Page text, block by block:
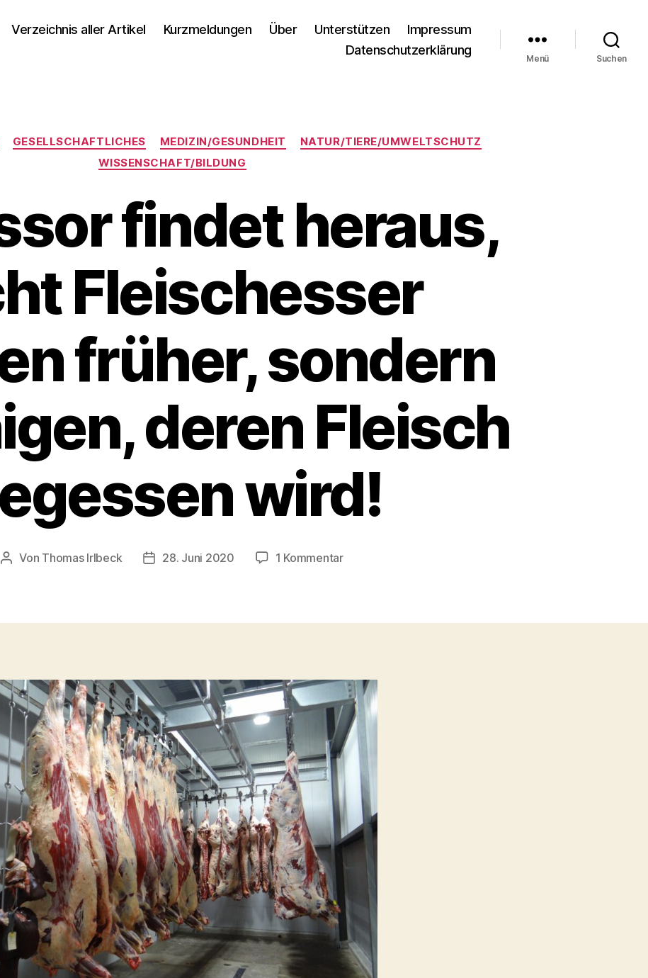
Verzeichnis aller Artikel Kurzmeldungen Über Unterstützen
Impressum
Datenschutzerklärung
Menü Suchen
Kategorien
GESELLSCHAFTLICHES MEDIZIN/GESUNDHEIT
NATUR/TIERE/UMWELTSCHUTZ
WISSENSCHAFT/BILDUNG
findet heraus,
Fleischesser
früher, sondern
deren Fleisch
wird!
Beitragsautor
Von Thomas Irlbeck Veröffentlichungsdatum
28. Juni 2020 1 Kommentarzu
nicht
früher,
sondern
diejenigen,
deren
Fleisch
gegessen
wird!